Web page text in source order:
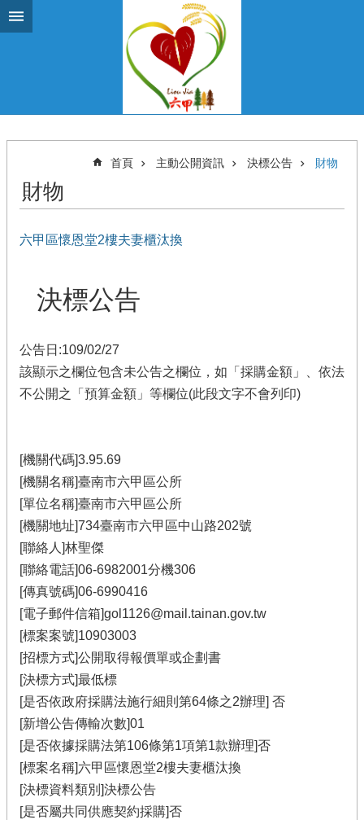
跳到主要內容區塊
首頁 主動公開資訊 決標公告 財物
財物
六甲區懷恩堂2樓夫妻櫃汰換
決標公告
公告日:109/02/27
該顯示之欄位包含未公告之欄位，如「採購金額」、依法
不公開之「預算金額」等欄位(此段文字不會列印)
[機關代碼]3.95.69
[機關名稱]臺南市六甲區公所
[單位名稱]臺南市六甲區公所
[機關地址]734臺南市六甲區中山路202號
[聯絡人]林聖傑
[聯絡電話]06-6982001分機306
[傳真號碼]06-6990416
[電子郵件信箱]gol1126@mail.tainan.gov.tw
[標案案號]10903003
[招標方式]公開取得報價單或企劃書
[決標方式]最低標
[是否依政府採購法施行細則第64條之2辦理] 否
[新增公告傳輸次數]01
[是否依據採購法第106條第1項第1款辦理]否
[標案名稱]六甲區懷恩堂2樓夫妻櫃汰換
[決標資料類別]決標公告
[是否屬共同供應契約採購]否